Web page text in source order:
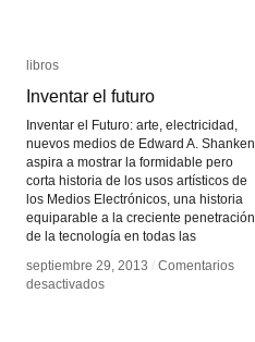
libros
Inventar el futuro
Inventar el Futuro: arte, electricidad,
nuevos medios de Edward A. Shanken
aspira a mostrar la formidable pero
corta historia de los usos artísticos de
los Medios Electrónicos, una historia
equiparable a la creciente penetración
de la tecnología en todas las
septiembre 29, 2013 / Comentarios
desactivadosen
libros
Inventar el futuro
septiembre 29, 2013 / Comentarios
desactivadosen